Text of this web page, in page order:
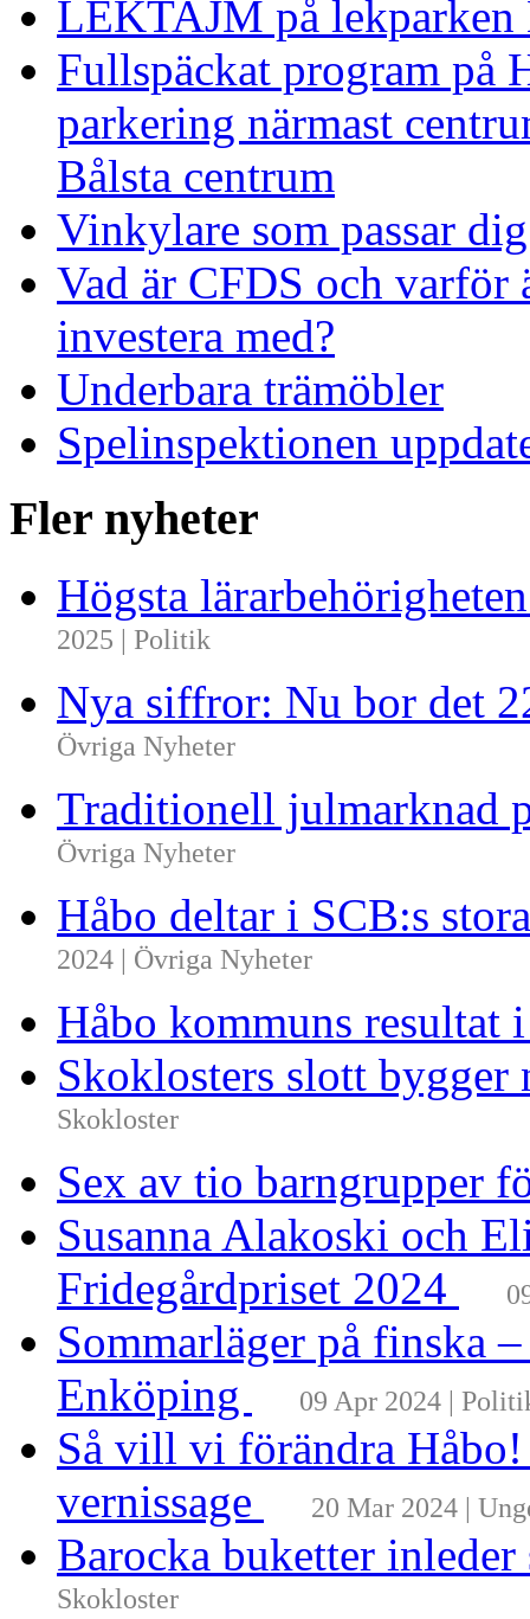
LEKTAJM på lekparken
Fullspäckat program på
parkering närmast
Bålsta centrum
Vinkylare som passar
Vad är CFDS och
investera med?
Underbara trämöbler
Spelinspektionen
Fler nyheter
Högsta
2025 | Politik
Nya siffror: Nu bor det
Övriga Nyheter
Traditionell julmarknad
Övriga Nyheter
Håbo deltar i SCB:s
2024 | Övriga Nyheter
Håbo kommuns resultat
Skoklosters slott
Skokloster
Sex av tio barngrupper
Susanna Alakoski och
Fridegårdpriset 2024
Sommarläger på finska
Enköping
09 Apr 2024 |
Så vill vi förändra
vernissage
20 Mar 2024 |
Barocka buketter
Skokloster